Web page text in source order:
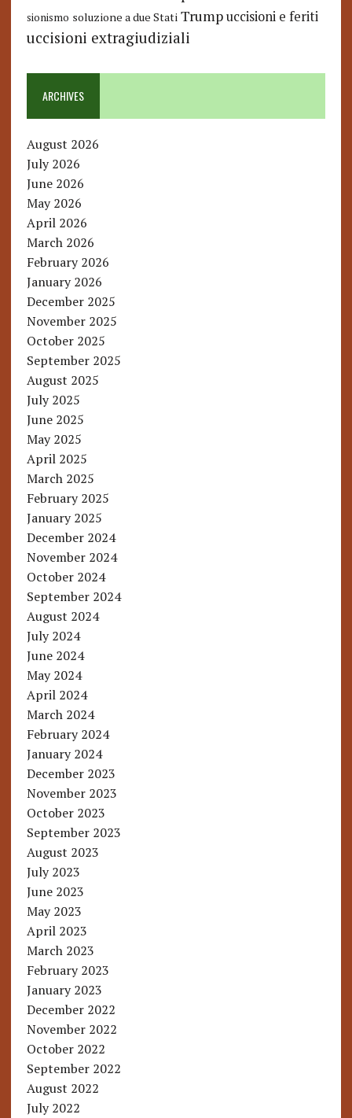
sionismo soluzione a due Stati Trump uccisioni e feriti
uccisioni extragiudiziali
ARCHIVES
August 2026
July 2026
June 2026
May 2026
April 2026
March 2026
February 2026
January 2026
December 2025
November 2025
October 2025
September 2025
August 2025
July 2025
June 2025
May 2025
April 2025
March 2025
February 2025
January 2025
December 2024
November 2024
October 2024
September 2024
August 2024
July 2024
June 2024
May 2024
April 2024
March 2024
February 2024
January 2024
December 2023
November 2023
October 2023
September 2023
August 2023
July 2023
June 2023
May 2023
April 2023
March 2023
February 2023
January 2023
December 2022
November 2022
October 2022
September 2022
August 2022
July 2022